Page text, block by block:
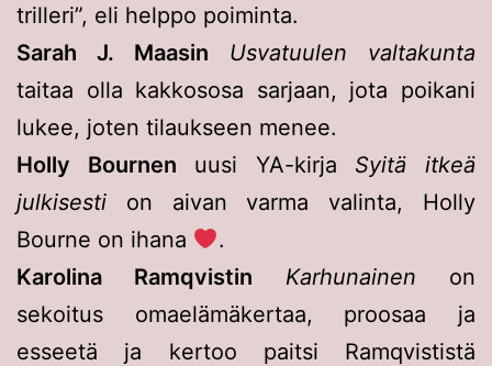
trilleri”, eli helppo poiminta.
Sarah J. Maasin
Usvatuulen valtakunta
taitaa olla kakkososa sarjaan, jota poikani
lukee, joten tilaukseen menee.
Holly Bournen uusi YA-kirja Syitä itkeä
julkisesti on aivan varma valinta, Holly
Bourne on ihana
.
Karolina Ramqvistin
Karhunainen on
sekoitus omaelämäkertaa, proosaa ja
esseetä ja kertoo paitsi Ramqvististä